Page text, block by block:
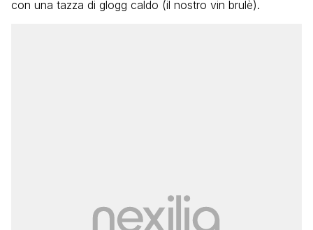
con una tazza di glogg caldo (il nostro vin brulè).